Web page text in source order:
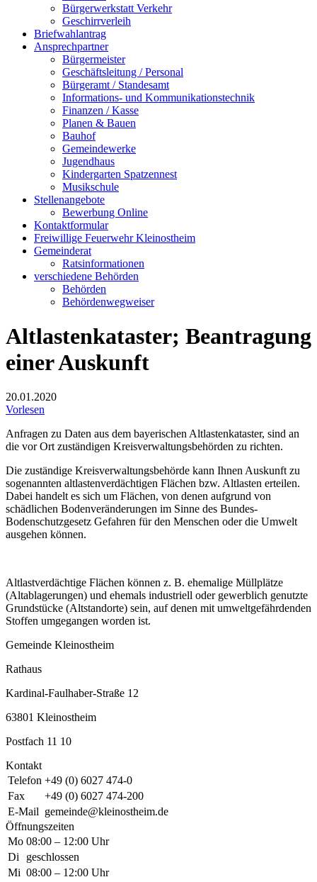
Bürgerwerkstatt Verkehr
Geschirrverleih
Briefwahlantrag
Ansprechpartner
Bürgermeister
Geschäftsleitung / Personal
Bürgeramt / Standesamt
Informations- und Kommunikationstechnik
Finanzen / Kasse
Planen & Bauen
Bauhof
Gemeindewerke
Jugendhaus
Kindergarten Spatzennest
Musikschule
Stellenangebote
Bewerbung Online
Kontaktformular
Freiwillige Feuerwehr Kleinostheim
Gemeinderat
Ratsinformationen
verschiedene Behörden
Behörden
Behördenwegweiser
Altlastenkataster; Beantragung
einer Auskunft
20.01.2020
Vorlesen
Anfragen zu Daten aus dem bayerischen Altlastenkataster, sind an
die vor Ort zuständigen Kreisverwaltungsbehörden zu richten.
Die zuständige Kreisverwaltungsbehörde kann Ihnen Auskunft zu
sogenannten altlastenverdächtigen Flächen bzw. Altlasten erteilen.
Dabei handelt es sich um Flächen, von denen aufgrund von
schädlichen Bodenveränderungen im Sinne des Bundes-
Bodenschutzgesetz Gefahren für den Menschen oder die Umwelt
ausgehen können.
Altlastverdächtige Flächen können z. B. ehemalige Müllplätze
(Altablagerungen) und ehemals industriell oder gewerblich genutzte
Grundstücke (Altstandorte) sein, auf denen mit umweltgefährdenden
Stoffen umgegangen worden ist.
Gemeinde Kleinostheim
Rathaus
Kardinal-Faulhaber-Straße 12
63801 Kleinostheim
Postfach 11 10
Kontakt
Telefon +49 (0) 6027 474-0
Fax
+49 (0) 6027 474-200
E-Mail gemeinde@kleinostheim.de
Öffnungszeiten
Mo 08:00 – 12:00 Uhr
Di
geschlossen
Mi 08:00 – 12:00 Uhr